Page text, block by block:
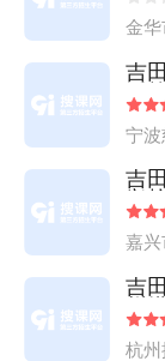
各地。 传授时尚美学，让生活更美好！ 选择吉田美学，
您的质感人生，
金华
吉
溪
宁波
吉
兴
嘉兴
吉
州
杭州